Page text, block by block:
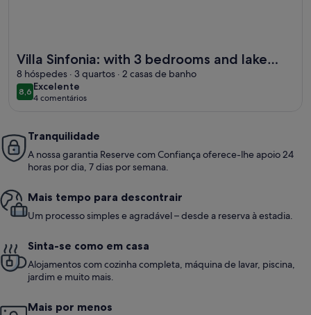
Villa Sinfonia: with 3 bedrooms and lake
view
8 hóspedes · 3 quartos · 2 casas de banho
8,68,6 de 10
Excelente
excelente
4 comentários
(4
Tranquilidade
A nossa garantia Reserve com Confiança oferece-lhe apoio 24
horas por dia, 7 dias por semana.
Mais tempo para descontrair
Um processo simples e agradável – desde a reserva à estadia.
Sinta-se como em casa
Alojamentos com cozinha completa, máquina de lavar, piscina,
jardim e muito mais.
Mais por menos